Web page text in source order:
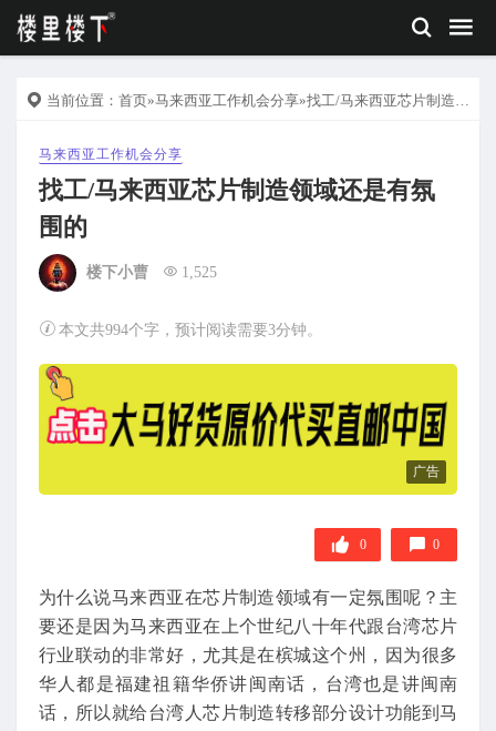
当前位置： 首页»马来西亚工作机会分享»找工/马来西亚芯片制造领域还是有氛围的
马来西亚工作机会分享
找工/马来西亚芯片制造领域还是有氛
围的
楼下小曹 1,525
本文共994个字，预计阅读需要3分钟。
广告
0 0
为什么说马来西亚在芯片制造领域有一定氛围呢？主
要还是因为马来西亚在上个世纪八十年代跟台湾芯片
行业联动的非常好，尤其是在槟城这个州，因为很多
华人都是福建祖籍华侨讲闽南话，台湾也是讲闽南
话，所以就给台湾人芯片制造转移部分设计功能到马